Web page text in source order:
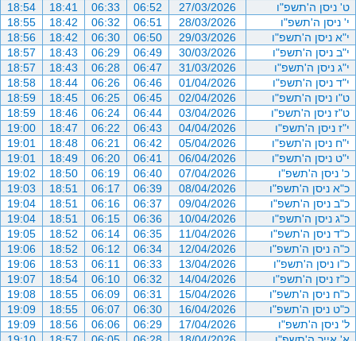
ט' ניסן ה'תשפ"ו
27/03/2026
06:52
06:33
18:41
18:54
י' ניסן ה'תשפ"ו
28/03/2026
06:51
06:32
18:42
18:55
י"א ניסן ה'תשפ"ו
29/03/2026
06:50
06:30
18:42
18:56
י"ב ניסן ה'תשפ"ו
30/03/2026
06:49
06:29
18:43
18:57
י"ג ניסן ה'תשפ"ו
31/03/2026
06:47
06:28
18:43
18:57
י"ד ניסן ה'תשפ"ו
01/04/2026
06:46
06:26
18:44
18:58
ט"ו ניסן ה'תשפ"ו
02/04/2026
06:45
06:25
18:45
18:59
ט"ז ניסן ה'תשפ"ו
03/04/2026
06:44
06:24
18:46
18:59
י"ז ניסן ה'תשפ"ו
04/04/2026
06:43
06:22
18:47
19:00
י"ח ניסן ה'תשפ"ו
05/04/2026
06:42
06:21
18:48
19:01
י"ט ניסן ה'תשפ"ו
06/04/2026
06:41
06:20
18:49
19:01
כ' ניסן ה'תשפ"ו
07/04/2026
06:40
06:19
18:50
19:02
כ"א ניסן ה'תשפ"ו
08/04/2026
06:39
06:17
18:51
19:03
כ"ב ניסן ה'תשפ"ו
09/04/2026
06:37
06:16
18:51
19:04
כ"ג ניסן ה'תשפ"ו
10/04/2026
06:36
06:15
18:51
19:04
כ"ד ניסן ה'תשפ"ו
11/04/2026
06:35
06:14
18:52
19:05
כ"ה ניסן ה'תשפ"ו
12/04/2026
06:34
06:12
18:52
19:06
כ"ו ניסן ה'תשפ"ו
13/04/2026
06:33
06:11
18:53
19:06
כ"ז ניסן ה'תשפ"ו
14/04/2026
06:32
06:10
18:54
19:07
כ"ח ניסן ה'תשפ"ו
15/04/2026
06:31
06:09
18:55
19:08
כ"ט ניסן ה'תשפ"ו
16/04/2026
06:30
06:07
18:55
19:09
ל' ניסן ה'תשפ"ו
17/04/2026
06:29
06:06
18:56
19:09